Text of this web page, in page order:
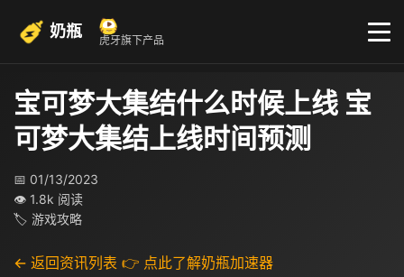
奶瓶 虎牙旗下产品
宝可梦大集结什么时候上线 宝
可梦大集结上线时间预测
📅 01/13/2023
👁 1.8k 阅读
🏷 游戏攻略
← 返回资讯列表 👉 点此了解奶瓶加速器